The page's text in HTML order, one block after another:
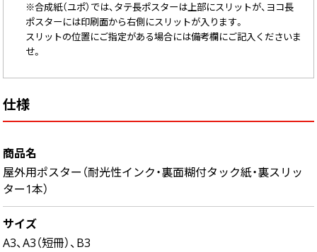
※合成紙（ユポ）では、タテ長ポスターは上部にスリットが、ヨコ長
ポスターには印刷面から右側にスリットが入ります。
スリットの位置にご指定がある場合には備考欄にご記入くださいま
せ。
仕様
商品名
屋外用ポスター（耐光性インク・裏面糊付タック紙・裏スリッ
ター1本）
サイズ
A3、A3（短冊）、B3
封筒／クリアファイル